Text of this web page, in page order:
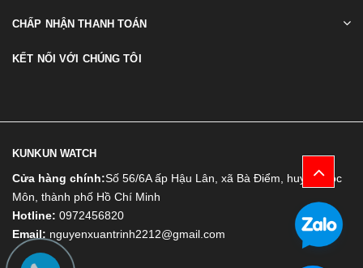
CHẤP NHẬN THANH TOÁN
KẾT NỐI VỚI CHÚNG TÔI
KUNKUN WATCH
Cửa hàng chính:Số 56/6A ấp Hậu Lân, xã Bà Điểm, huyện Hóc
Môn, thành phố Hồ Chí Minh
Hotline: 0972456820
Email: nguyenxuantrinh2212@gmail.com